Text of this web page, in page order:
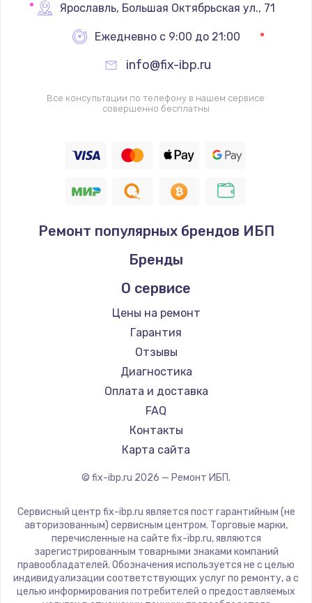
Замена реле
700 руб.
Замена ТЭНа
2500 руб.
Замена шнура
1400 руб.
Заказать
Замена / ремонт электронного модуля
управления
600 руб.
Заказать
Замена конфорки
1100 руб.
Заказать
Замена платы сенсора
Заказать
Замена регулятора режимов конфорки
900 руб.
Ярославль, Большая Октябрьская ул., 71
Ежедневно с 9:00 до 21:00
info@fix-ibp.ru
Все консультации по телефону в нашем сервисе
совершенно бесплатны
Ремонт популярных брендов ИБП
Бренды
О сервисе
Цены на ремонт
Гарантия
Отзывы
Диагностика
Оплата и доставка
FAQ
Контакты
Карта сайта
© fix-ibp.ru 2026 — Ремонт ИБП.
Сервисный центр fix-ibp.ru является пост гарантийным (не
авторизованным) сервисным центром. Торговые марки,
перечисленные на сайте fix-ibp.ru, являются
зарегистрированным товарными знаками компаний
правообладателей. Обозначения используется не с целью
индивидуализации соответствующих услуг по ремонту, а с
целью информирования потребителей о предоставляемых